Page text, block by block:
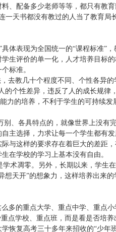
、配备多少老师等等，都只有教
一天书都没有教过的人当了教育局
体表现为全国统一的“课程标准”，
生评价的单一化，人才培养目标
标准。
去教几十个程度不同、个性各异的
的个性差异，违反了人的成长规律
力的培养，不利于学生的可持续发
、各具特点的，就像世界上没有
主选择，力求让每一个学生都有
与这样的要求存在着巨大的差距，
在学校的学习上基本没有自由。
术凋零。另外，长期以来，学生
天开”的想象力，这样培养出来的
多的重点大学、重点中学、重点
点学校、重点班，而是看是否培养
恢复高考三十多年来招收的“少年